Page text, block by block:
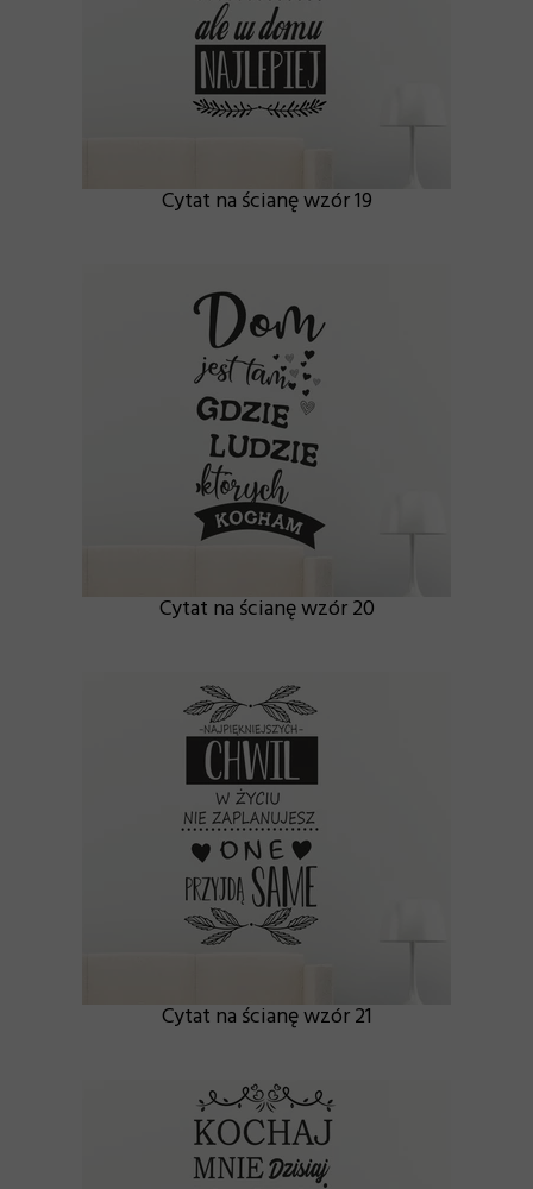
Cytat na ścianę wzór 19
Cytat na ścianę wzór 20
Cytat na ścianę wzór 21